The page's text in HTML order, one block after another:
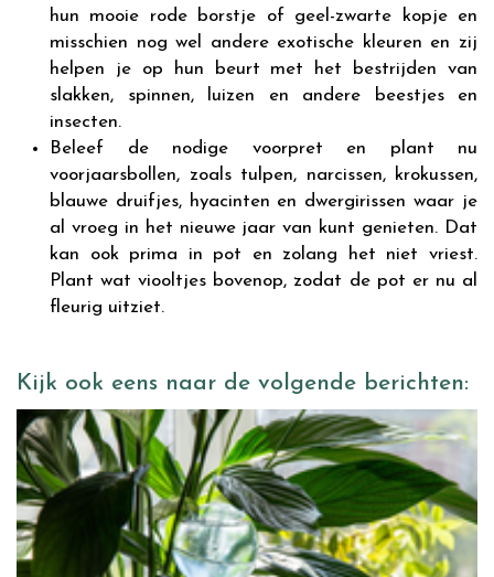
hun mooie rode borstje of geel-zwarte kopje en
misschien nog wel andere exotische kleuren en zij
helpen je op hun beurt met het bestrijden van
slakken, spinnen, luizen en andere beestjes en
insecten.
Beleef de nodige voorpret en plant nu
voorjaarsbollen, zoals tulpen, narcissen, krokussen,
blauwe druifjes, hyacinten en dwergirissen waar je
al vroeg in het nieuwe jaar van kunt genieten. Dat
kan ook prima in pot en zolang het niet vriest.
Plant wat viooltjes bovenop, zodat de pot er nu al
fleurig uitziet.
Kijk ook eens naar de volgende berichten: